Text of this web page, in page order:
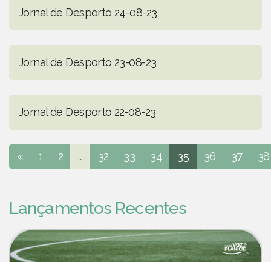
Jornal de Desporto 24-08-23
Jornal de Desporto 23-08-23
Jornal de Desporto 22-08-23
« 1 2 ... 32 33 34 35 36 37 38
Lançamentos Recentes